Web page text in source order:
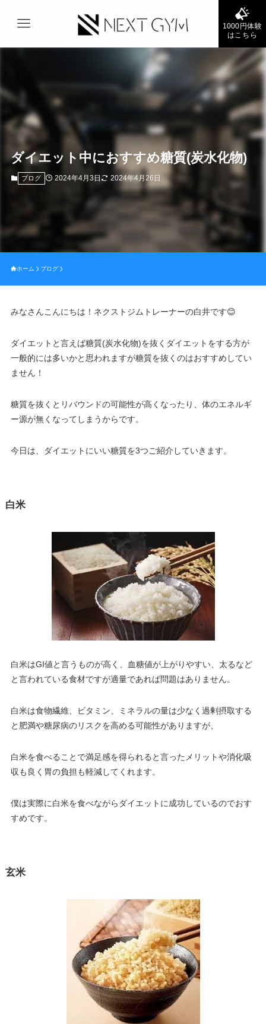
1000円体験
はこちら
ダイエット中におすすめ糖質(炭水化物)
ブログ 2024年4月3日 2024年4月26日
ホーム ブログ
みなさんこんにちは！ネクストジムトレーナーの白井です😊
ダイエットと言えば糖質(炭水化物)を抜くダイエットをする方が
一般的には多いかと思われますが糖質を抜くのはおすすめしてい
ません！
糖質を抜くとリバウンドの可能性が高くなったり、体のエネルギ
ー源が無くなってしまうからです。
今日は、ダイエットにいい糖質を3つご紹介していきます。
白米
白米はGI値と言うものが高く、血糖値が上がりやすい、太るなど
と言われている食材ですが適量であれば問題はありません。
白米は食物繊維、ビタミン、ミネラルの量は少なく過剰摂取する
と肥満や糖尿病のリスクを高める可能性がありますが、
白米を食べることで満足感を得られると言ったメリットや消化吸
収も良く胃の負担も軽減してくれます。
僕は実際に白米を食べながらダイエットに成功しているのでおす
すめです。
玄米